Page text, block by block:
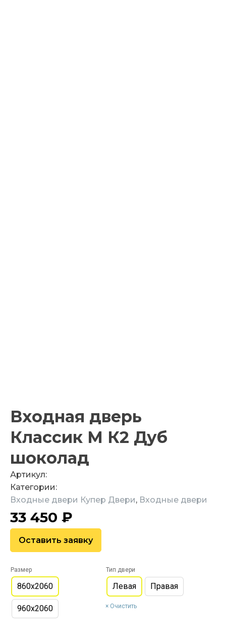
Входная дверь
Классик М К2 Дуб
шоколад
Артикул:
Категории:
Входные двери Купер Двери, Входные двери
33 450 ₽
Оставить заявку
Размер
860х2060
960х2060
Тип двери
Левая Правая
Очистить